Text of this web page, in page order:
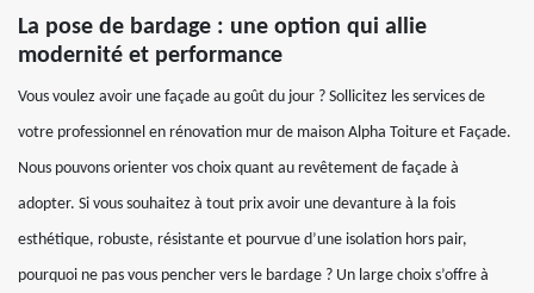
La pose de bardage : une option qui allie
modernité et performance
Vous voulez avoir une façade au goût du jour ? Sollicitez les services de
votre professionnel en rénovation mur de maison Alpha Toiture et Façade.
Nous pouvons orienter vos choix quant au revêtement de façade à
adopter. Si vous souhaitez à tout prix avoir une devanture à la fois
esthétique, robuste, résistante et pourvue d’une isolation hors pair,
pourquoi ne pas vous pencher vers le bardage ? Un large choix s’offre à